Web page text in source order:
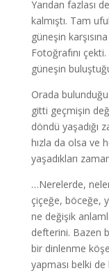
Yarıdan fazlası
kalmıştı. Tam
güneşin
Fotoğrafını
güneşin
Orada
gitti geçmişin
döndü yaşadığı
hızla da olsa ve
yaşadıkları
…Nerelerde,
çiçeğe, böceğe,
ne değişik
defterini. Bazen
bir dinlenme
yapması belki